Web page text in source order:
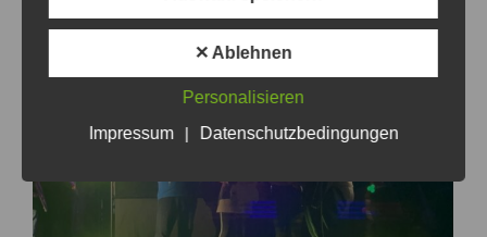
✕ Ablehnen
Personalisieren
Impressum
| Datenschutzbedingungen